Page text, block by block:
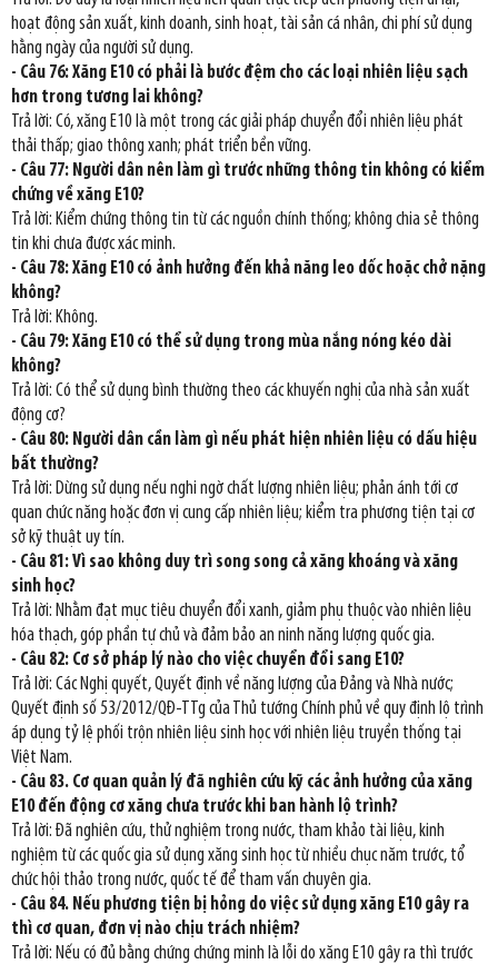
hoạt động sản xuất, kinh doanh, sinh hoạt, tài sản cá nhân, chi phí sử dụng
hằng ngày của người sử dụng.
- Câu 76: Xăng E10 có phải là bước đệm cho các loại nhiên liệu sạch
hơn trong tương lai không?
Trả lời: Có, xăng E10 là một trong các giải pháp chuyển đổi nhiên liệu phát
thải thấp; giao thông xanh; phát triển bền vững.
- Câu 77: Người dân nên làm gì trước những thông tin không có kiểm
chứng về xăng E10?
Trả lời: Kiểm chứng thông tin từ các nguồn chính thống; không chia sẻ thông
tin khi chưa được xác minh.
- Câu 78: Xăng E10 có ảnh hưởng đến khả năng leo dốc hoặc chở nặng
không?
Trả lời: Không.
- Câu 79: Xăng E10 có thể sử dụng trong mùa nắng nóng kéo dài
không?
Trả lời: Có thể sử dụng bình thường theo các khuyến nghị của nhà sản xuất
động cơ?
- Câu 80: Người dân cần làm gì nếu phát hiện nhiên liệu có dấu hiệu
bất thường?
Trả lời: Dừng sử dụng nếu nghi ngờ chất lượng nhiên liệu; phản ánh tới cơ
quan chức năng hoặc đơn vị cung cấp nhiên liệu; kiểm tra phương tiện tại cơ
sở kỹ thuật uy tín.
- Câu 81: Vì sao không duy trì song song cả xăng khoáng và xăng
sinh học?
Trả lời: Nhằm đạt mục tiêu chuyển đổi xanh, giảm phụ thuộc vào nhiên liệu
hóa thạch, góp phần tự chủ và đảm bảo an ninh năng lượng quốc gia.
- Câu 82: Cơ sở pháp lý nào cho việc chuyển đổi sang E10?
Trả lời: Các Nghị quyết, Quyết định về năng lượng của Đảng và Nhà nước;
Quyết định số 53/2012/QĐ-TTg của Thủ tướng Chính phủ về quy định lộ trình
áp dụng tỷ lệ phối trộn nhiên liệu sinh học với nhiên liệu truyền thống tại
Việt Nam.
- Câu 83. Cơ quan quản lý đã nghiên cứu kỹ các ảnh hưởng của xăng
E10 đến động cơ xăng chưa trước khi ban hành lộ trình?
Trả lời: Đã nghiên cứu, thử nghiệm trong nước, tham khảo tài liệu, kinh
nghiệm từ các quốc gia sử dụng xăng sinh học từ nhiều chục năm trước, tổ
chức hội thảo trong nước, quốc tế để tham vấn chuyên gia.
- Câu 84. Nếu phương tiện bị hỏng do việc sử dụng xăng E10 gây ra
thì cơ quan, đơn vị nào chịu trách nhiệm?
Trả lời: Nếu có đủ bằng chứng chứng minh là lỗi do xăng E10 gây ra thì trước